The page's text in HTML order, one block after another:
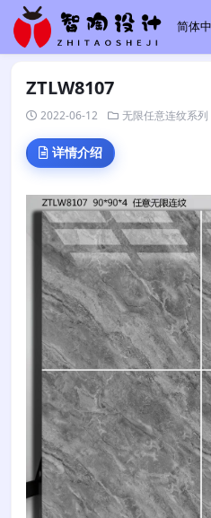
ZTLW8107
2022-06-12 无限任意连纹系列
详情介绍